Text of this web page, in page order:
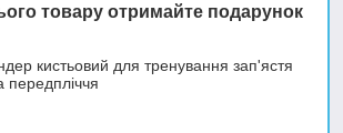
товару отримайте подарунок
кистьовий для тренування зап'ястя
передпліччя